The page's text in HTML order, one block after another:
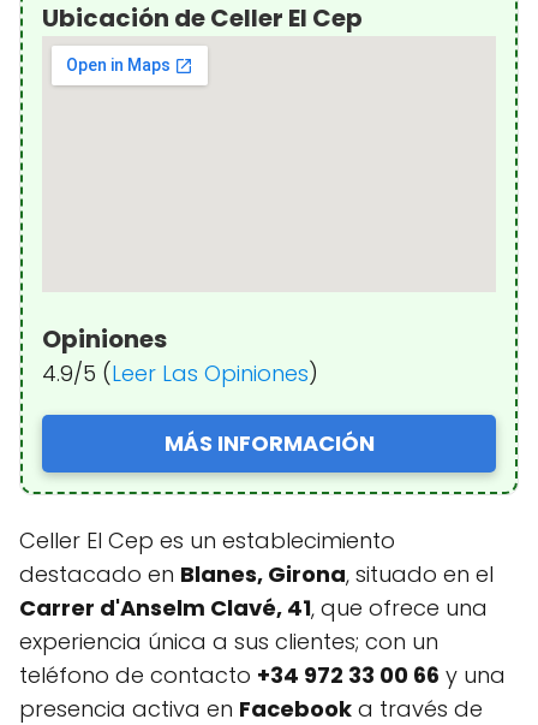
Ubicación de Celler El Cep
Opiniones
4.9/5 (Leer Las Opiniones)
MÁS INFORMACIÓN
Celler El Cep es un establecimiento
destacado en Blanes, Girona, situado en el
Carrer d'Anselm Clavé, 41, que ofrece una
experiencia única a sus clientes; con un
teléfono de contacto +34 972 33 00 66 y una
presencia activa en Facebook a través de